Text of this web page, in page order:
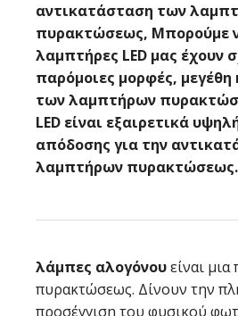
αντικατάσταση των
πυρακτώσεως, Μπορούμε
λαμπτήρες LED μας έχουν
παρόμοιες μορφές, μεγέθη
των λαμπτήρων
LED είναι εξαιρετικά
απόδοσης για την
λαμπτήρων πυρακτώσεως.
λάμπες αλογόνουείναι
πυρακτώσεως. Δίνουν την
προσέγγιση του φυσικού